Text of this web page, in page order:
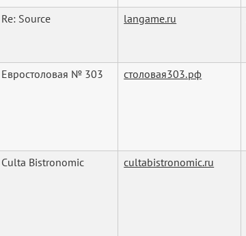
Re: Source langame.ru
Евростоловая № 303 столовая303.рф
Culta Bistronomic cultabistronomic.ru